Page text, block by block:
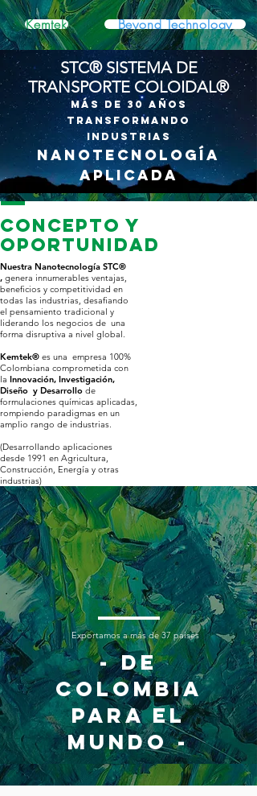
Kemtek Beyond Technology
STC® SISTEMA DE
TRANSPORTE COLOIDAL®
Más de 30 Años
transformando
Industrias
nanotecnología
aplicada
Concepto y
Oportunidad
Nuestra Nanotecnología STC®
, genera innumerables ventajas,
beneficios y competitividad en
todas las industrias, desafiando
el pensamiento tradicional y
liderando los negocios de una
forma disruptiva a nivel global.
Kemtek® es una empresa 100%
Colombiana comprometida con
la Innovación, Investigación,
Diseño y Desarrollo de
formulaciones químicas aplicadas,
rompiendo paradigmas en un
amplio rango de industrias.
(Desarrollando aplicaciones
desde 1991 en Agricultura,
Construcción, Energía y otras
industrias)
Exportamos a más de 37 paises
- DE
COLOMBIA
PARA EL
MUNDO -